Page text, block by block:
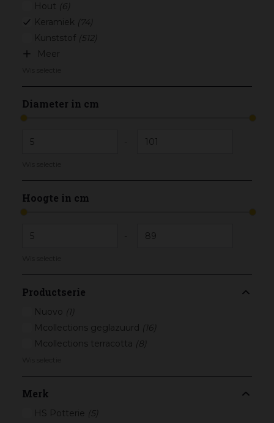
Hout (6)
Keramiek (74)
Kunststof (512)
Meer
Diameter in cm
-
Hoogte in cm
-
Productserie
Nuovo (1)
Mcollections geglazuurd (16)
Mcollections terracotta (8)
Merk
HS Potterie (5)